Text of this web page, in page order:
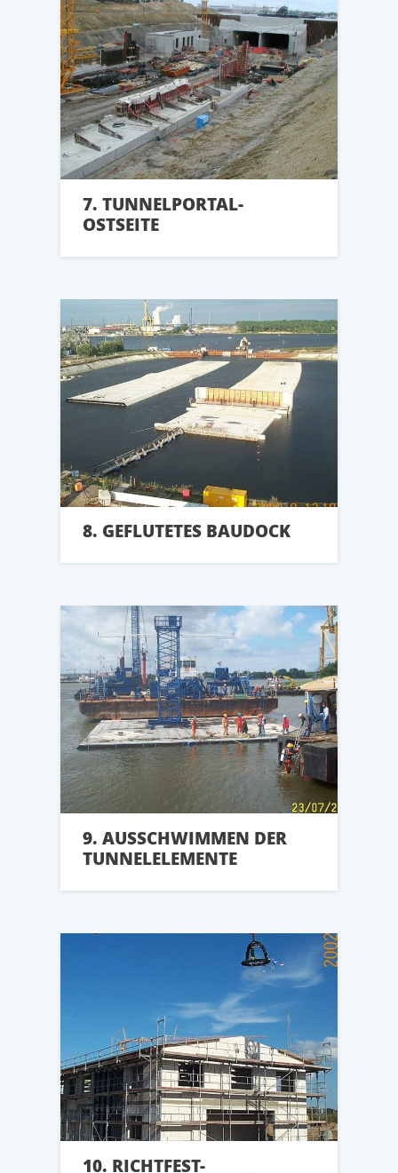
7. TUNNELPORTAL-
OSTSEITE
8. GEFLUTETES BAUDOCK
9. AUSSCHWIMMEN DER
TUNNELELEMENTE
10. RICHTFEST-